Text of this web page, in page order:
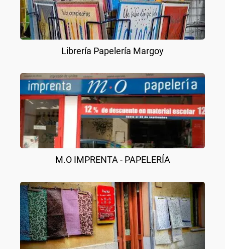
Librería Papelería Margoy
M.O IMPRENTA - PAPELERÍA